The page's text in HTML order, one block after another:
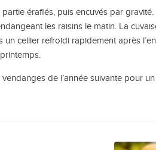
partie éraflés, puis encuvés par
les raisins le matin. La
un cellier refroidi rapidement après
de l’année suivante pour